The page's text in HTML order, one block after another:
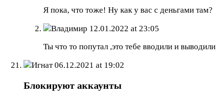
Я пока, что тоже! Ну как у вас с деньгами там?
Владимир 12.01.2022 at 23:05
Ты что то попутал ,это тебе вводили и выводили
Игнат06.12.2021 at 19:02
Блокируют аккаунты